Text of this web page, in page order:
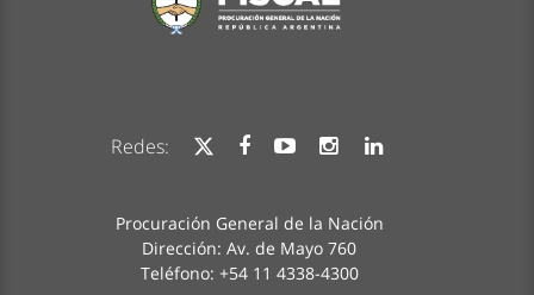
Redes:
Procuración General de la Nación
Dirección: Av. de Mayo 760
Teléfono: +54 11 4338-4300